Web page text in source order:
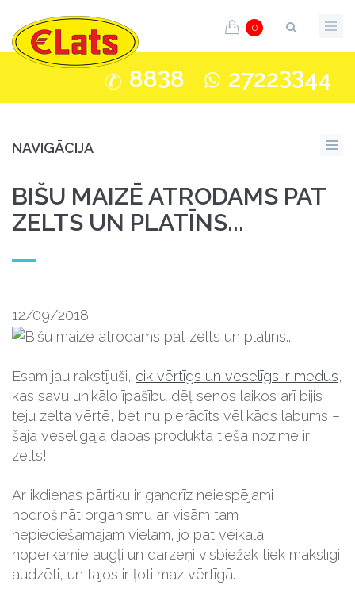
0
8838 27223344
NAVIGĀCIJA
BIŠU MAIZĒ ATRODAMS PAT
ZELTS UN PLATĪNS...
12/09/2018
Esam jau rakstījuši, cik vērtīgs un veselīgs ir medus,
kas savu unikālo īpašību dēļ senos laikos arī bijis
teju zelta vērtē, bet nu pierādīts vēl kāds labums –
šajā veselīgajā dabas produktā tiešā nozīmē ir
zelts!
Ar ikdienas pārtiku ir gandrīz neiespējami
nodrošināt organismu ar visām tam
nepieciešamajām vielām, jo pat veikalā
nopērkamie augļi un dārzeņi visbiežāk tiek mākslīgi
audzēti, un tajos ir ļoti maz vērtīgā.